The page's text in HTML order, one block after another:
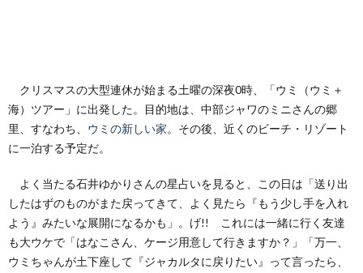
クリスマスの大型連休が始まる土曜の深夜0時、「ウミ（ウミ＋
海）ツアー」に出発した。目的地は、中部ジャワのミニさんの郷
里、すなわち、 ウミの新しい家。その後、近くのビーチ・リゾート
に一泊する予定だ。
よく当たる石井ゆかりさんの星占いを見ると、この日は「送り出
したはずのものがまた戻ってきて、よく見たら『もう少し手を入れ
よう』みたいな展開になるかも」。げ!! これには一緒に行く友達
も大ウケで「はなこさん、ケージ用意して行きますか？」「万一、
ウミちゃんが土下座して『ジャカルタに戻りたい』って言ったら、